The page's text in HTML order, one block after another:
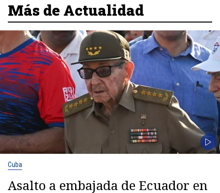
Más de Actualidad
Cuba
Asalto a embajada de Ecuador en